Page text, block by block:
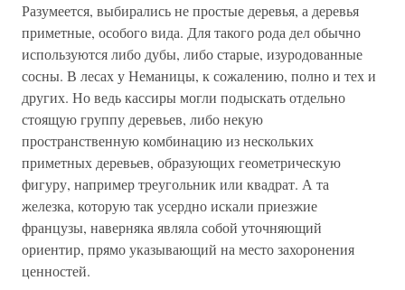
Разумеется, выбирались не простые деревья, а деревья
приметные, особого вида. Для такого рода дел обычно
используются либо дубы, либо старые, изуродованные
сосны. В лесах у Неманицы, к сожалению, полно и тех и
других. Но ведь кассиры могли подыскать отдельно
стоящую группу деревьев, либо некую
пространственную комбинацию из нескольких
приметных деревьев, образующих геометрическую
фигуру, например треугольник или квадрат. А та
железка, которую так усердно искали приезжие
французы, наверняка являла собой уточняющий
ориентир, прямо указывающий на место захоронения
ценностей.